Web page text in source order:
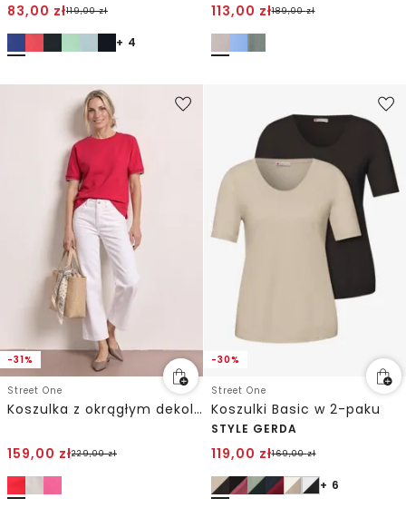
83,00 zł119,00zł
+ 4
113,00 zł189,00zł
-31%
Street One
Koszulka z okrągłym dekoltem w stylu Silk Look
159,00 zł229,00zł
-30%
Street One
Koszulki Basic w 2-paku
STYLE GERDA
119,00 zł169,00zł
+ 6